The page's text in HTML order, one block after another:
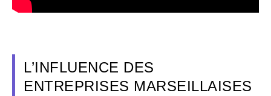
L’INFLUENCE DES
ENTREPRISES MARSEILLAISES